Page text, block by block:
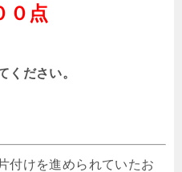
０点
ください。
付けを進められていたお